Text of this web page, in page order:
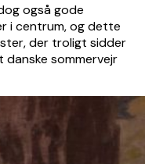
også gode
i centrum, og dette
der troligt sidder
sommervejr